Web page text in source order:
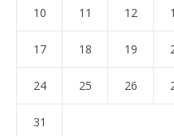
10 11 12
17 18 19
24 25 26
31